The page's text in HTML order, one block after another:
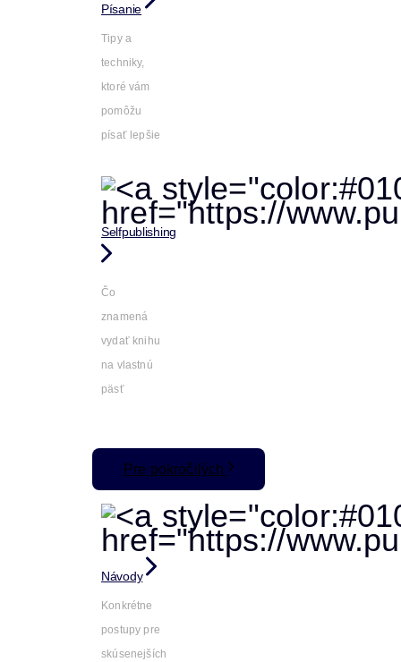
Písanie
Tipy a
techniky,
ktoré vám
pomôžu
písať lepšie
Selfpublishing
Čo
znamená
vydať knihu
na vlastnú
päsť
Pre pokročilých
Návody
Konkrétne
postupy pre
skúsenejších